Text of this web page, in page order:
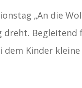
„An die
dreht. Begleitend
Kinder